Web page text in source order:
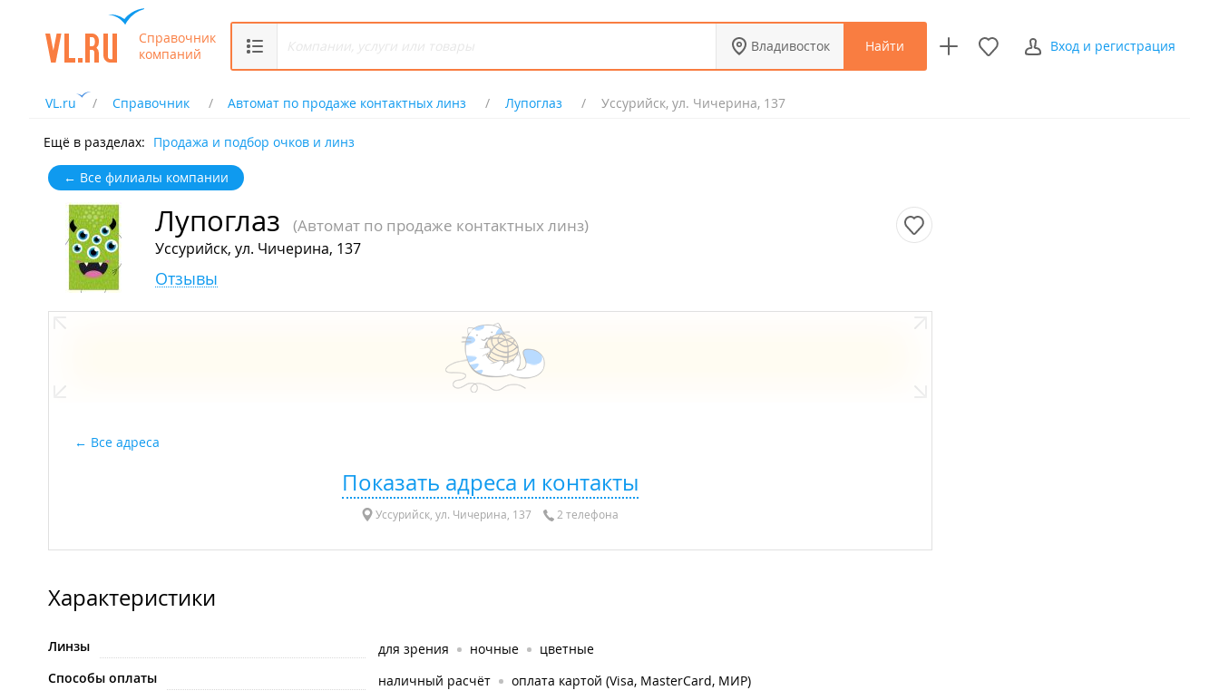
Справочник
компаний
Владивосток Найти Вход и регистрация
VL.ru Справочник Автомат по продаже контактных линз Лупоглаз Уссурийск, ул. Чичерина, 137
Ещё в разделах: Продажа и подбор очков и линз
← Все филиалы компании
Лупоглаз (Автомат по продаже контактных линз)
Уссурийск, ул. Чичерина, 137
Отзывы
Все адреса
Показать адреса и контакты
Уссурийск, ул. Чичерина, 137 2 телефона
Характеристики
Линзы для зрения ночные
цветные
Способы оплаты
наличный расчёт оплата картой (Visa, MasterCard, МИР)